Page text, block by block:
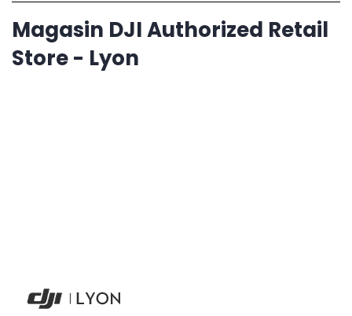
Magasin DJI Authorized Retail
Store - Lyon